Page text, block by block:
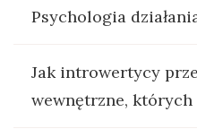
Psychologia
Jak introwertycy
wewnętrzne,